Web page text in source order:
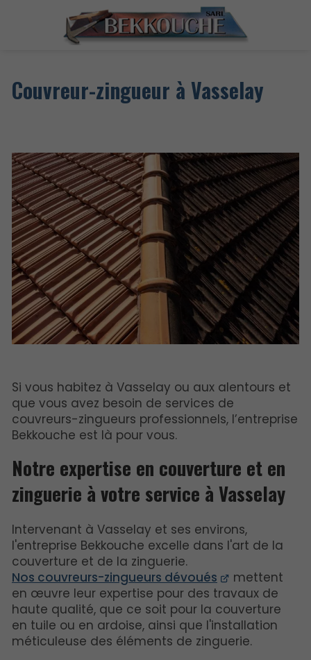
Couvreur-zingueur à Vasselay
Si vous habitez à Vasselay ou aux alentours et
que vous avez besoin de services de
couvreurs-zingueurs professionnels, l’entreprise
Bekkouche est là pour vous.
Notre expertise en couverture et en
zinguerie à votre service à Vasselay
Intervenant à Vasselay et ses environs,
l'entreprise Bekkouche excelle dans l'art de la
couverture et de la zinguerie.
Nos couvreurs-zingueurs dévoués
mettent
en œuvre leur expertise pour des travaux de
haute qualité, que ce soit pour la couverture
en tuile ou en ardoise, ainsi que l'installation
méticuleuse des éléments de zinguerie.